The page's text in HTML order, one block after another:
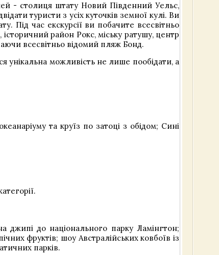
- столиця штату Новий Південний Уельс,
туристи з усіх куточків земної кулі. Ви
Під час екскурсії ви побачите всесвітньо
район Рокс, міську ратушу, центр
всесвітньо відомий пляж Бонд.
унікальна можливість не лише пообідати, а
та круїз по затоці з обідом; Сині
джипі до національного парку Ламінгтон;
фруктів; шоу Австралійських ковбоїв із
парків.